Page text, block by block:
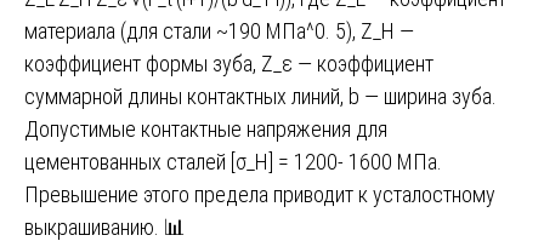
материала (для стали ~190 МПа^0. 5), Z_H —
коэффициент формы зуба, Z_ε — коэффициент
суммарной длины контактных линий, b — ширина зуба.
Допустимые контактные напряжения для
цементованных сталей [σ_H] = 1200- 1600 МПа.
Превышение этого предела приводит к усталостному
выкрашиванию. 📊